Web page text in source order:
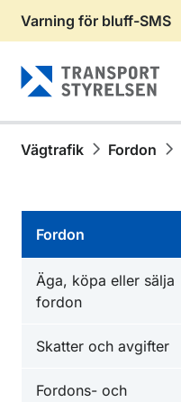
innehåll
Varning för bluff-SMS
Vägtrafik Fordon
Fordon
Äga, köpa eller sälja
fordon
Skatter och avgifter
Fordons- och